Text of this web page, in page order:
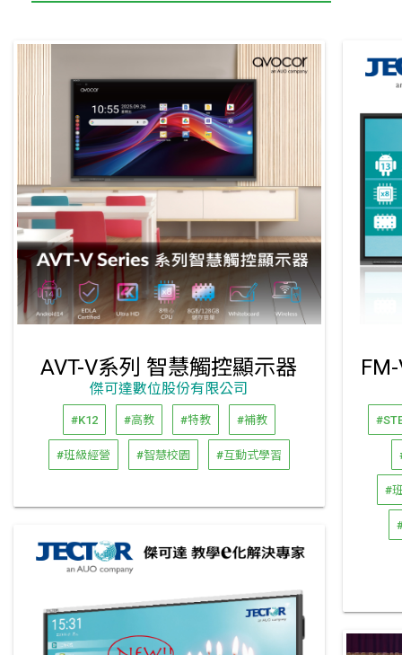
AVT-V系列 智慧觸控顯示器
傑可達數位股份有限公司
#K12 #高教 #特教 #補教
#班級經營 #智慧校園 #互動式學習
#